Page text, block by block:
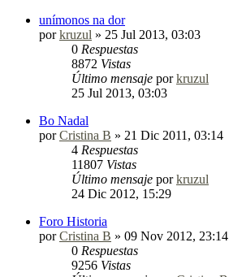
unímonos na dor
porkruzul » 25 Jul 2013, 03:03
0 Respuestas
8872 Vistas
Último mensaje porkruzul
25 Jul 2013, 03:03
Bo Nadal
porCristina B » 21 Dic 2011, 03:14
4 Respuestas
11807 Vistas
Último mensaje porkruzul
24 Dic 2012, 15:29
Foro Historia
porCristina B » 09 Nov 2012, 23:14
0 Respuestas
9256 Vistas